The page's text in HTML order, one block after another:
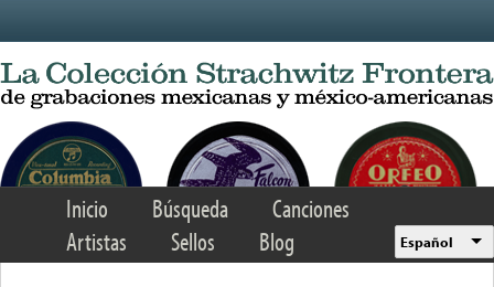
Inicio Búsqueda
Canciones
Artistas
Sellos Blog Español